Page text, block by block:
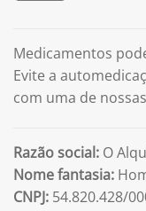
Medicamentos
Evite a
com uma de
Razão social: O
Nome fantasia:
CNPJ: 54.820.428/